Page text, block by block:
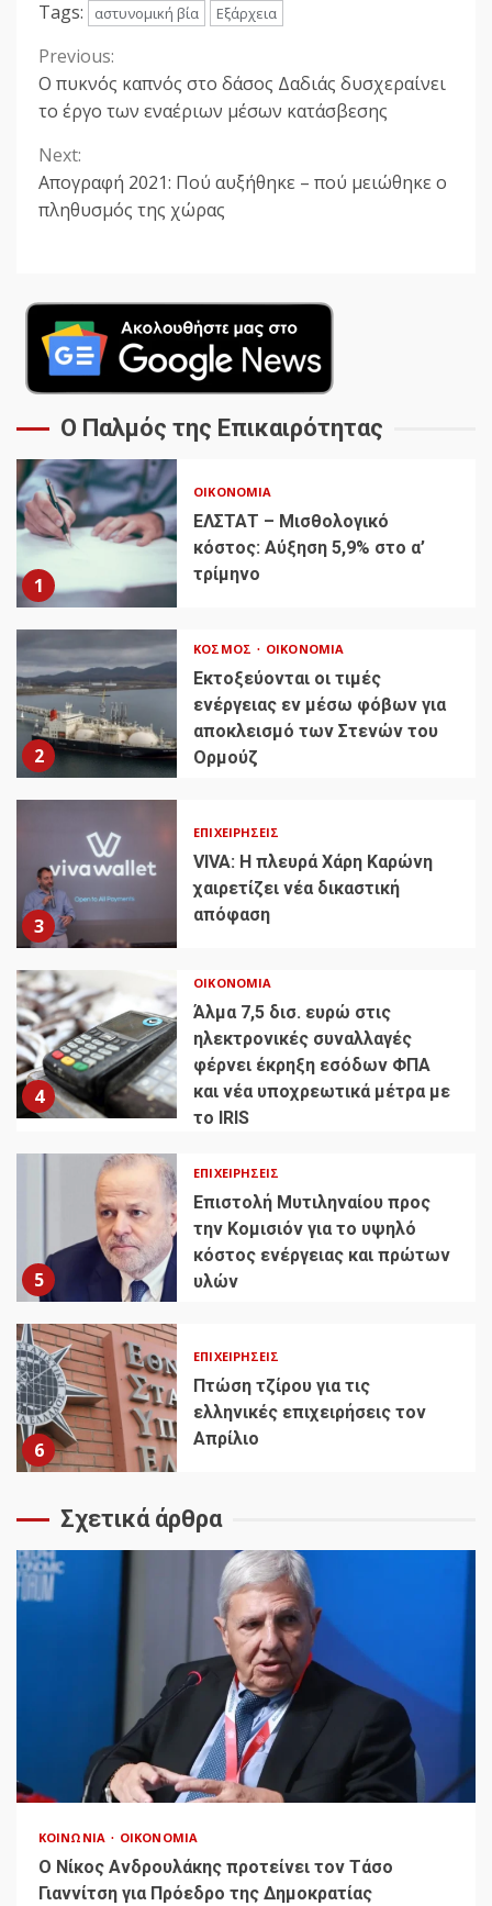
Tags: αστυνομική βία Εξάρχεια
Continue
Reading
Previous:
Ο πυκνός καπνός στο δάσος Δαδιάς δυσχεραίνει
το έργο των εναέριων μέσων κατάσβεσης
Next:
Απογραφή 2021: Πού αυξήθηκε – πού μειώθηκε ο
πληθυσμός της χώρας
Ο Παλμός της Επικαιρότητας
1
ΟΙΚΟΝΟΜΊΑ
ΕΛΣΤΑΤ – Μισθολογικό
κόστος: Αύξηση 5,9% στο α’
τρίμηνο
2
ΚΌΣΜΟΣ ΟΙΚΟΝΟΜΊΑ
Εκτοξεύονται οι τιμές
ενέργειας εν μέσω φόβων για
αποκλεισμό των Στενών του
Ορμούζ
3
ΕΠΙΧΕΙΡΉΣΕΙΣ
VIVA: Η πλευρά Χάρη Καρώνη
χαιρετίζει νέα δικαστική
απόφαση
4
ΟΙΚΟΝΟΜΊΑ
Άλμα 7,5 δισ. ευρώ στις
ηλεκτρονικές συναλλαγές
φέρνει έκρηξη εσόδων ΦΠΑ
και νέα υποχρεωτικά μέτρα με
το IRIS
5
ΕΠΙΧΕΙΡΉΣΕΙΣ
Επιστολή Μυτιληναίου προς
την Κομισιόν για το υψηλό
κόστος ενέργειας και πρώτων
υλών
6
ΕΠΙΧΕΙΡΉΣΕΙΣ
Πτώση τζίρου για τις
ελληνικές επιχειρήσεις τον
Απρίλιο
Σχετικά άρθρα
ΚΟΙΝΩΝΊΑ ΟΙΚΟΝΟΜΊΑ
Ο Νίκος Ανδρουλάκης προτείνει τον Τάσο
Γιαννίτση για Πρόεδρο της Δημοκρατίας